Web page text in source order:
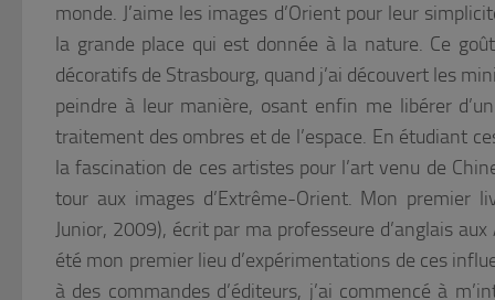
monde. J’aime les images d’Orient pour leur
la grande place qui est donnée à la nature. Ce
décoratifs de Strasbourg, quand j’ai découvert les
peindre à leur manière, osant enfin me libérer
traitement des ombres et de l’espace. En étudiant
la fascination de ces artistes pour l’art venu de
tour aux images d’Extrême-Orient. Mon premier
Junior, 2009), écrit par ma professeure d’anglais
été mon premier lieu d’expérimentations de ces
à des commandes d’éditeurs, j’ai commencé à